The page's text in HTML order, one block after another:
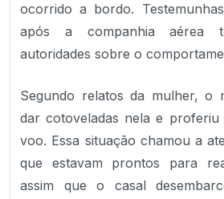
ocorrido a bordo.
após a companhia aérea
autoridades sobre o
Segundo relatos da mulher, o
dar cotoveladas nela e
voo. Essa situação chamou a
que estavam prontos para
assim que o casal